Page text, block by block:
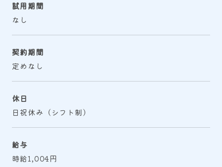
試用期間
なし
契約期間
定めなし
休日
日祝休み（シフト制）
給与
時給1,004円